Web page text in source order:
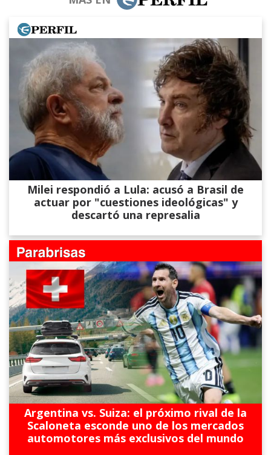
Milei respondió a Lula: acusó a Brasil de
actuar por "cuestiones ideológicas" y
descartó una represalia
Argentina vs. Suiza: el próximo rival de la
Scaloneta esconde uno de los mercados
automotores más exclusivos del mundo